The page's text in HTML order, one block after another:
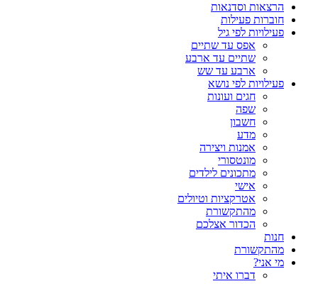
הרצאות וסדנאות
חוברות פעילות
פעילויות לפי גיל
אפס עד שתיים
שתיים עד ארבע
ארבע עד שש
פעילויות לפי נושא
חגים ועונות
שפה
חשבון
מדע
אמנות ויצירה
מונטסורי
מתכונים לילדים
אישי
אטרקציות וטיולים
מהתקשורת
הכדור אצלכם
חנות
מהתקשורת
מי אני?
דברו איתי